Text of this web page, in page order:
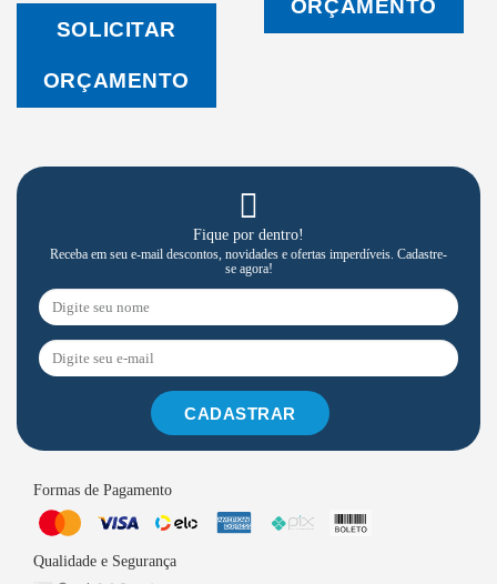
SOLICITAR
ORÇAMENTO
ORÇAMENTO
Fique por dentro!
Receba em seu e-mail descontos, novidades e ofertas imperdíveis. Cadastre-
se agora!
CADASTRAR
Formas de Pagamento
Qualidade e Segurança